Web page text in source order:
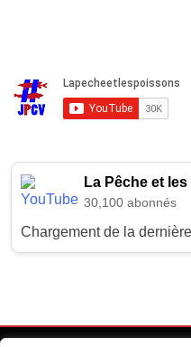
La Pêche et
30,100 abonnés
Chargement de la